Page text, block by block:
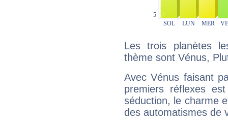
Les trois planètes
thème sont Vénus,
Avec Vénus faisant
premiers réflexes
séduction, le charme
des automatismes de